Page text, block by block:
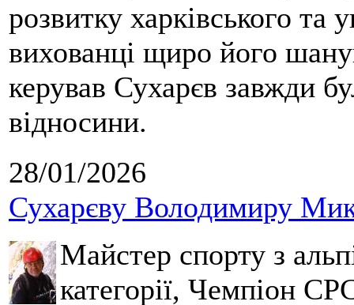
розвитку харківського та
вихованці щиро його
керував Сухарєв завжди
відносини.
28/01/2026
Сухарєву Володимиру
Майстер спорту з
категорії, Чемпіон